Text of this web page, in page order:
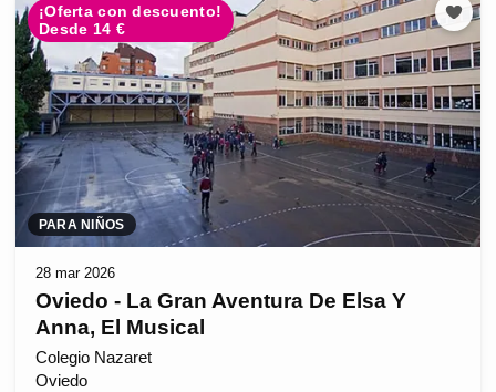
¡Oferta con descuento!
Desde 14 €
PARA NIÑOS
28 mar 2026
Oviedo - La Gran Aventura De Elsa Y
Anna, El Musical
Colegio Nazaret
Oviedo